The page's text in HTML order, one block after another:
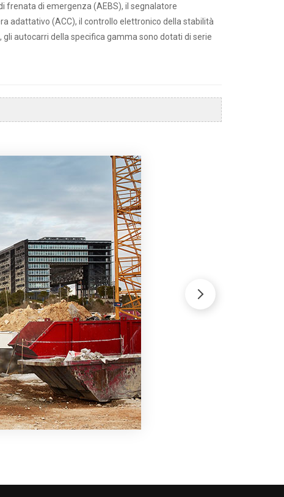
frenata di emergenza (AEBS), il segnalatore
adattativo (ACC), il controllo elettronico della stabilità
autocarri della specifica gamma sono dotati di serie